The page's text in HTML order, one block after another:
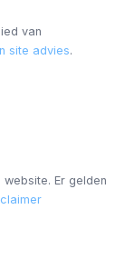
van
site advies.
Er gelden